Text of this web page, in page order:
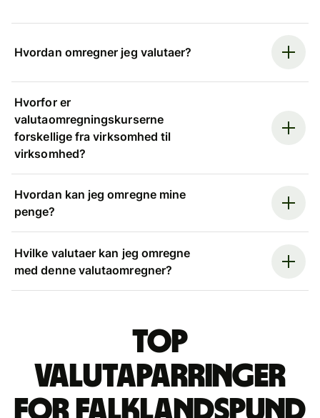
Hvordan omregner jeg valutaer?
Hvorfor er
valutaomregningskurserne
forskellige fra virksomhed til
virksomhed?
Hvordan kan jeg omregne mine
penge?
Hvilke valutaer kan jeg omregne
med denne valutaomregner?
Top
valutaparringer
for falklandspund